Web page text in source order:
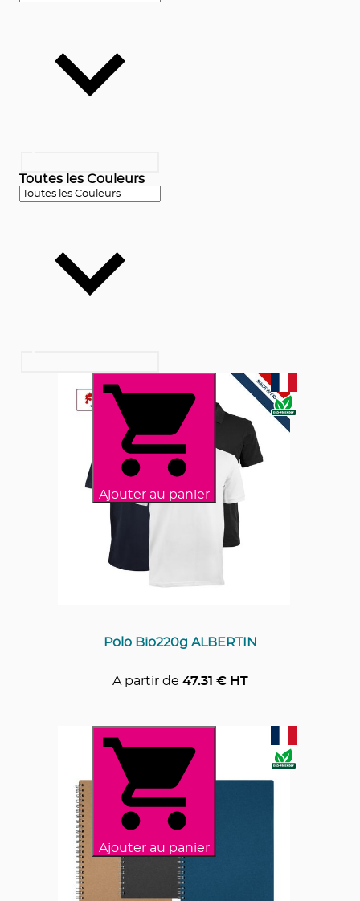
Toutes les Couleurs
Ajouter au panier
Polo Bio220g ALBERTIN
A partir de 47.31 € HT
Ajouter au panier